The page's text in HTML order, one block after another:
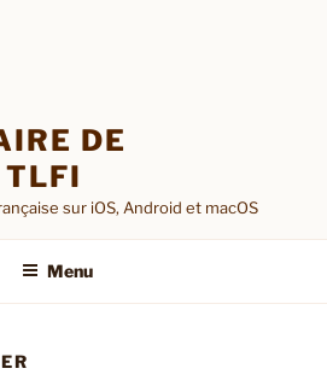
DE
TLFI
sur iOS, Android et macOS
Menu